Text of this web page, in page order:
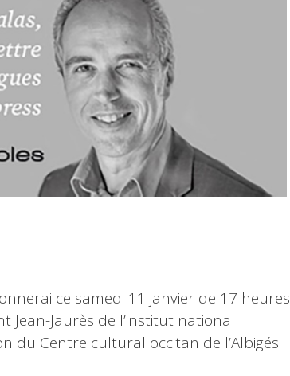
ce samedi 11 janvier de 17 heures
Jaurès de l’institut national
du Centre cultural occitan de l’Albigés.